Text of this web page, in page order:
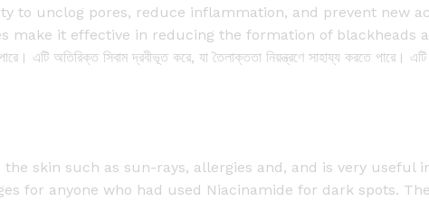
0
g
q
i
t
to unclog pores, reduce inflammation, and prevent new
it effective in reducing the formation of blackheads
এটি অতিরিক্ত সিবাম দ্রবীভূত করে, যা তৈলাক্ততা নিয়ন্ত্রণে সাহায্য করতে পারে। এটি
skin such as sun-rays, allergies and, and is very useful
for anyone who had used Niacinamide for dark spots.